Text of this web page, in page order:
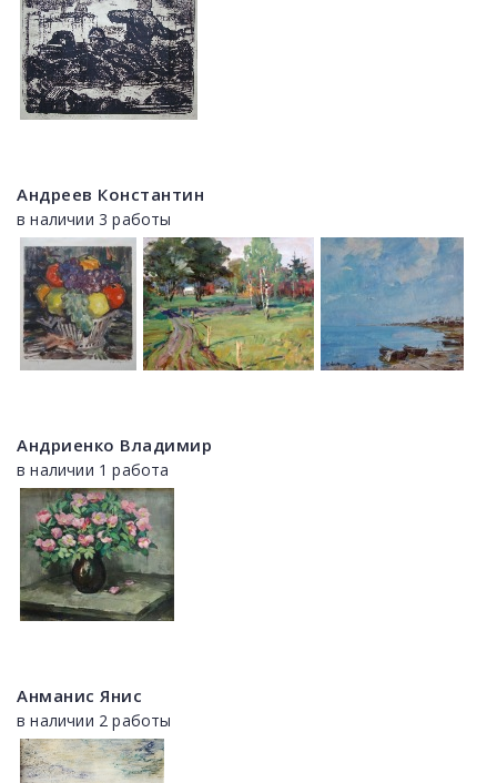
Андреев Константин
в наличии 3 работы
Андриенко Владимир
в наличии 1 работа
Анманис Янис
в наличии 2 работы